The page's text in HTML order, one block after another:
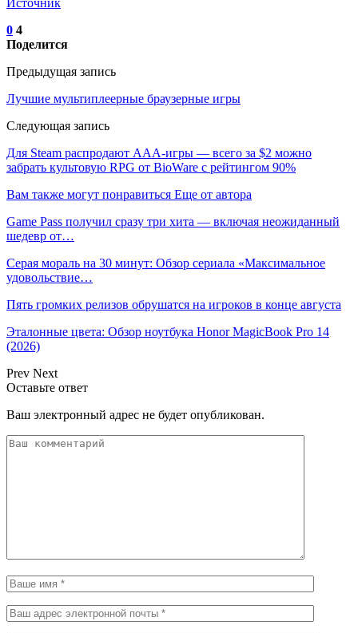
0 4
Поделится
Предыдущая запись
Лучшие мультиплеерные браузерные игры
Следующая запись
Для Steam распродают AAA-игры — всего за $2 можно
забрать культовую RPG от BioWare с рейтингом 90%
Вам также могут понравиться Еще от автора
Game Pass получил сразу три хита — включая неожиданный
шедевр от…
Серая мораль на 30 минут: Обзор сериала «Максимальное
удовольствие…
Пять громких релизов обрушатся на игроков в конце августа
Эталонные цвета: Обзор ноутбука Honor MagicBook Pro 14
(2026)
Prev Next
Оставьте ответ
Ваш электронный адрес не будет опубликован.